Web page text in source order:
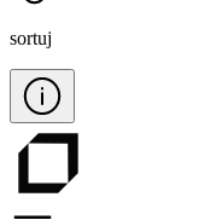
sortuj